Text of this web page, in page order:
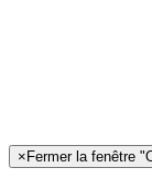
× Fermer la fenêtre